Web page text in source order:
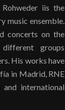
iis the
music ensemble.
concerts on the
groups
His works have
in Madrid, RNE
and international